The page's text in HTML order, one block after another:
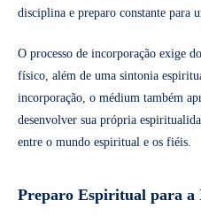
disciplina e preparo constante para
O processo de incorporação exige
físico, além de uma sintonia
incorporação, o médium também
desenvolver sua própria
entre o mundo espiritual e os fiéis.
Preparo Espiritual para a